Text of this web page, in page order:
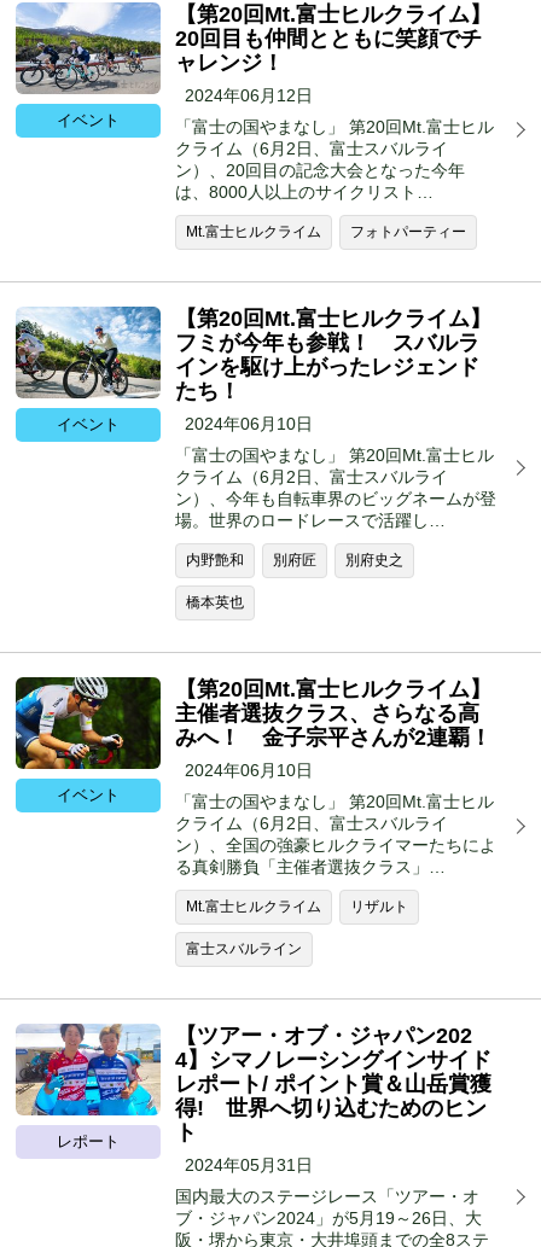
イベント
【第20回Mt.富士ヒルクライム】
20回目も仲間とともに笑顔でチ
ャレンジ！
2024年06月12日
「富士の国やまなし」 第20回Mt.富士ヒル
クライム（6月2日、富士スバルライ
ン）、20回目の記念大会となった今年
は、8000人以上のサイクリスト…
Mt.富士ヒルクライム フォトパーティー
イベント
【第20回Mt.富士ヒルクライム】
フミが今年も参戦！ スバルラ
インを駆け上がったレジェンド
たち！
2024年06月10日
「富士の国やまなし」 第20回Mt.富士ヒル
クライム（6月2日、富士スバルライ
ン）、今年も自転車界のビッグネームが登
場。世界のロードレースで活躍し…
内野艶和 別府匠 別府史之
橋本英也
イベント
【第20回Mt.富士ヒルクライム】
主催者選抜クラス、さらなる高
みへ！ 金子宗平さんが2連覇！
2024年06月10日
「富士の国やまなし」 第20回Mt.富士ヒル
クライム（6月2日、富士スバルライ
ン）、全国の強豪ヒルクライマーたちによ
る真剣勝負「主催者選抜クラス」…
Mt.富士ヒルクライム リザルト
富士スバルライン
レポート
【ツアー・オブ・ジャパン202
4】シマノレーシングインサイド
レポート/ ポイント賞＆山岳賞獲
得! 世界へ切り込むためのヒン
ト
2024年05月31日
国内最大のステージレース「ツアー・オ
ブ・ジャパン2024」が5月19～26日、大
阪・堺から東京・大井埠頭までの全8ステ